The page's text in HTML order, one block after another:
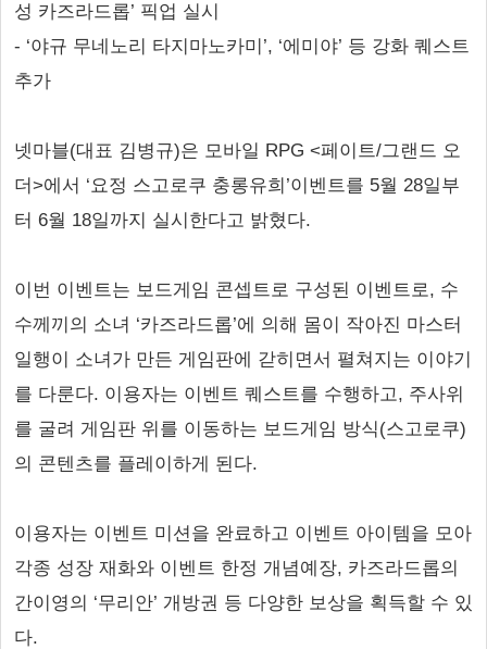
성 카즈라드롭’ 픽업 실시
- ‘야규 무네노리 타지마노카미’, ‘에미야’ 등 강화 퀘스트
추가
넷마블(대표 김병규)은 모바일 RPG <페이트/그랜드 오
더>에서 ‘요정 스고로쿠 충롱유희’이벤트를 5월 28일부
터 6월 18일까지 실시한다고 밝혔다.
이번 이벤트는 보드게임 콘셉트로 구성된 이벤트로, 수
수께끼의 소녀 ‘카즈라드롭’에 의해 몸이 작아진 마스터
일행이 소녀가 만든 게임판에 갇히면서 펼쳐지는 이야기
를 다룬다. 이용자는 이벤트 퀘스트를 수행하고, 주사위
를 굴려 게임판 위를 이동하는 보드게임 방식(스고로쿠)
의 콘텐츠를 플레이하게 된다.
이용자는 이벤트 미션을 완료하고 이벤트 아이템을 모아
각종 성장 재화와 이벤트 한정 개념예장, 카즈라드롭의
간이영의 ‘무리안’ 개방권 등 다양한 보상을 획득할 수 있
다.